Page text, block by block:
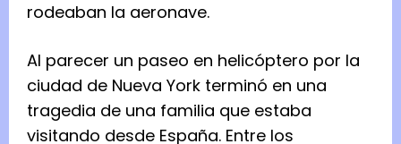
rodeaban la aeronave.
Al parecer un paseo en helicóptero por la
ciudad de Nueva York terminó en una
tragedia de una familia que estaba
visitando desde España. Entre los